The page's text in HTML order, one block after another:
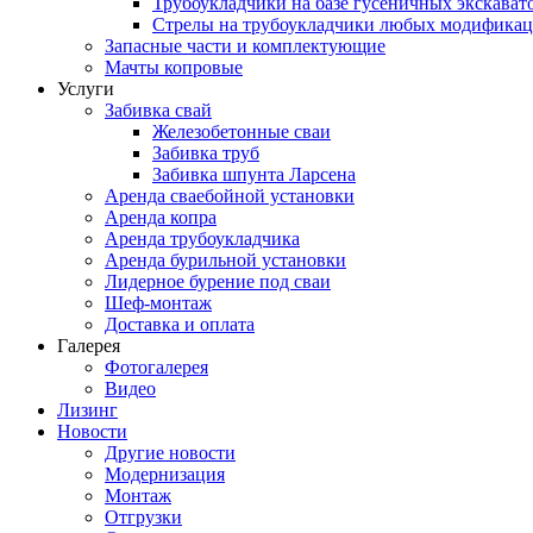
Стрелы на трубоукладчики любых
Запасные части и комплектующие
Мачты копровые
Услуги
Забивка свай
Железобетонные сваи
Забивка труб
Забивка шпунта Ларсена
Аренда сваебойной установки
Аренда копра
Аренда трубоукладчика
Аренда бурильной установки
Лидерное бурение под сваи
Шеф-монтаж
Доставка и оплата
Галерея
Фотогалерея
Видео
Лизинг
Новости
Другие новости
Модернизация
Монтаж
Отгрузки